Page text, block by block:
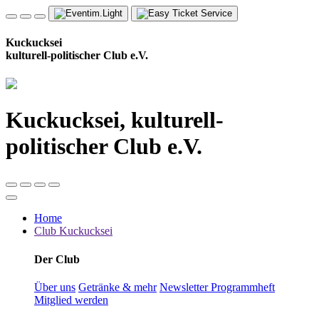
Kuckucksei
kulturell-politischer Club e.V.
Kuckucksei, kulturell-
politischer Club e.V.
Home
Club Kuckucksei
Der Club
Über uns Getränke & mehr NewsletterProgrammheft
Mitglied werden